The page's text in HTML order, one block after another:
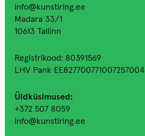
info@kunstiring.ee
Madara 33/1
10613 Tallinn
Registrikood: 80391569
LHV Pank EE827700771007257004
Üldküsimused:
+372 507 8059
info@kunstiring.ee